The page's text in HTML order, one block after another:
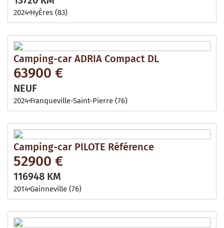
2024 HyÈres (83)
Camping-car ADRIA Compact DL
63900 €
NEUF
2024 Franqueville-Saint-Pierre (76)
Camping-car PILOTE Référence
52900 €
116948 KM
2014Gainneville (76)